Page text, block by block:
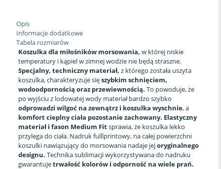
Opis
Informacje dodatkowe
Tabela rozmiarów
Koszulka dla miłośników morsowania, w której niskie
temperatury i kąpiel w zimnej wodzie nie będą straszne.
Specjalny, techniczny materiał, z którego została uszyta
koszulka, charakteryzuje sięszybkim schnięciem,
wodoodpornością oraz przewiewnością. To powoduje, że
po wyjściu z lodowatej wody materiał bardzo szybko
odprowadzi wilgoć na zewnątrz i koszulka wyschnie, a
komfort cieplny ciała pozostanie zachowany. Elastyczny
materiał i fason Medium Fitsprawia, że koszulka lekko
przylega do ciała. Nadruk fulllprintowy, na całej powierzchni
koszulki nawiązujący do morsowania nadaje jejoryginalnego
designu. Technika sublimacji wykorzystywana do nadruku
gwarantujetrwałość kolorów i odporność na wiele prań.